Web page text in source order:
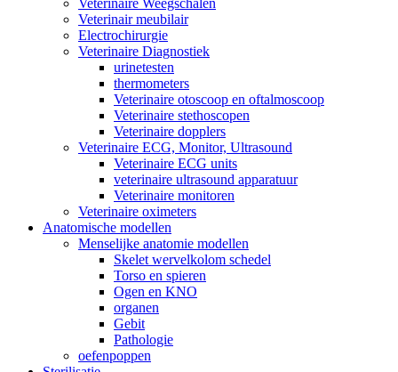
Veterinair meubilair
Electrochirurgie
Veterinaire Diagnostiek
urinetesten
thermometers
Veterinaire otoscoop en oftalmoscoop
Veterinaire stethoscopen
Veterinaire dopplers
Veterinaire ECG, Monitor, Ultrasound
Veterinaire ECG units
veterinaire ultrasound apparatuur
Veterinaire monitoren
Veterinaire oximeters
Anatomische modellen
Menselijke anatomie modellen
Skelet wervelkolom schedel
Torso en spieren
Ogen en KNO
organen
Gebit
Pathologie
oefenpoppen